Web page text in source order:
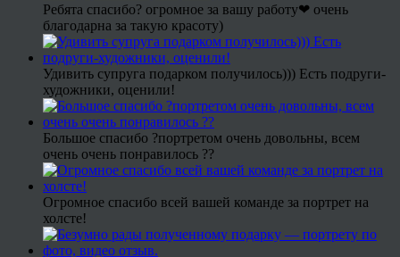
Ребята спасибо? огромное за вашу работу❤ очень
благодарна за такую красоту)
Удивить супруга подарком получилось))) Есть подруги-
художники, оценили!
Большое спасибо ?портретом очень довольны, всем
очень очень понравилось ??
Огромное спасибо всей вашей команде за портрет на
холсте!